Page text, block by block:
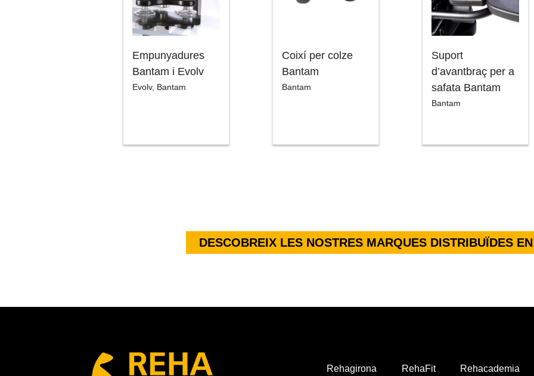
Empunyadures
Bantam i Evolv
Evolv, Bantam
Coixí per colze
Bantam
Bantam
Suport
d’avantbraç per a
safata Bantam
Bantam
DESCOBREIX LES NOSTRES MARQUES DISTRIBUÏDES
Rehagirona RehaFit Rehacademia